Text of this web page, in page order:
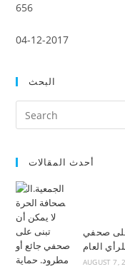
656
04-12-2017
البحث
أحدث المقالات
على صحفي
AUGUST 7,